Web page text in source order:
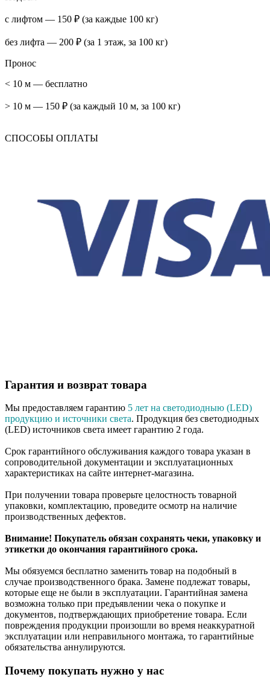
с лифтом — 150 ₽ (за каждые 100 кг)
без лифта — 200 ₽ (за 1 этаж, за 100 кг)
Пронос
< 10 м — бесплатно
> 10 м — 150 ₽ (за каждый 10 м, за 100 кг)
СПОСОБЫ ОПЛАТЫ
Гарантия и возврат товара
Мы предоставляем гарантию 5 лет на светодиодныю (LED)
продукцию и источники света. Продукция без светодиодных
(LED) источников света имеет гарантию 2 года.
Срок гарантийного обслуживания каждого товара указан в
сопроводительной документации и эксплуатационных
характеристиках на сайте интернет-магазина.
При получении товара проверьте целостность товарной
упаковки, комплектацию, проведите осмотр на наличие
производственных дефектов.
Внимание! Покупатель обязан сохранять чеки, упаковку и
этикетки до окончания гарантийного срока.
Мы обязуемся бесплатно заменить товар на подобный в
случае производственного брака. Замене подлежат товары,
которые еще не были в эксплуатации. Гарантийная замена
возможна только при предъявлении чека о покупке и
документов, подтверждающих приобретение товара. Если
повреждения продукции произошли во время неаккуратной
эксплуатации или неправильного монтажа, то гарантийные
обязательства аннулируются.
Почему покупать нужно у нас